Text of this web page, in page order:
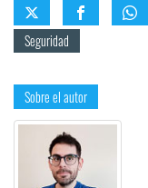
Seguridad
Sobre el autor